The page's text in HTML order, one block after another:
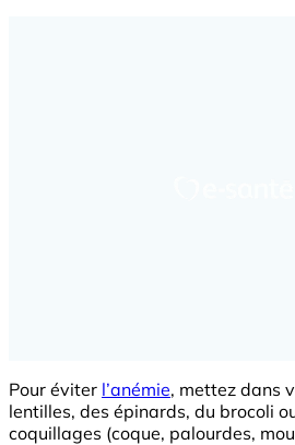
Pour éviter l’anémie, mettez dans
lentilles, des épinards, du brocoli
coquillages (coque, palourdes,